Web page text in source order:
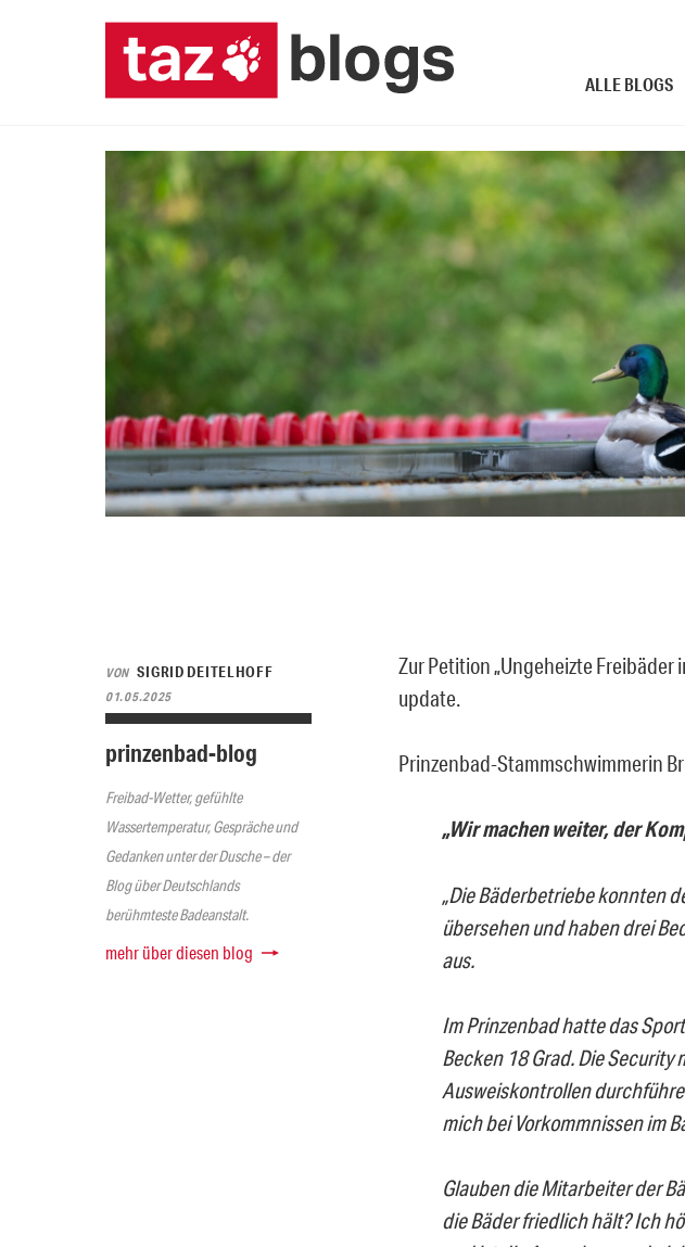
ALLE BLOGS
VON SIGRID DEITELHOFF
01.05.2025
prinzenbad-blog
Freibad-Wetter, gefühlte
Wassertemperatur, Gespräche und
Gedanken unter der Dusche – der
Blog über Deutschlands
berühmteste Badeanstalt.
mehr über diesen blog
Zur Petition „Ungeheizte
update.
Prinzenbad-Stammschwimmerin
„Wir machen weiter, der
„Die Bäderbetriebe konnten
übersehen und haben drei
aus.
Im Prinzenbad hatte das
Becken 18 Grad. Die
Ausweiskontrollen
mich bei Vorkommnissen im
Glauben die Mitarbeiter der
die Bäder friedlich hält? Ich